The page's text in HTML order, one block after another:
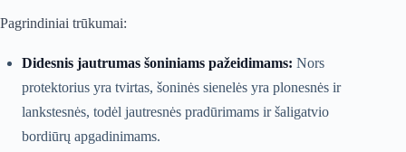
Pagrindiniai trūkumai:
Didesnis jautrumas šoniniams pažeidimams: Nors
protektorius yra tvirtas, šoninės sienelės yra plonesnės ir
lankstesnės, todėl jautresnės pradūrimams ir šaligatvio
bordiūrų apgadinimams.